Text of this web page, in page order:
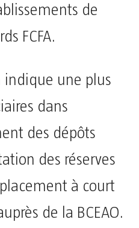
de
FCFA.
indique une plus
dans
des dépôts
des réserves
à court
de la BCEAO.